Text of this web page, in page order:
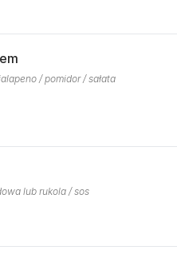
/ pomidor / sałata
lub rukola / sos